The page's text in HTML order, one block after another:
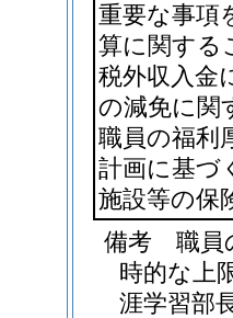
重要な事項
算に関する
税外収入金
の減免に関
職員の福利
計画に基づ
施設等の保
備考 職員
時的な上
涯学習部